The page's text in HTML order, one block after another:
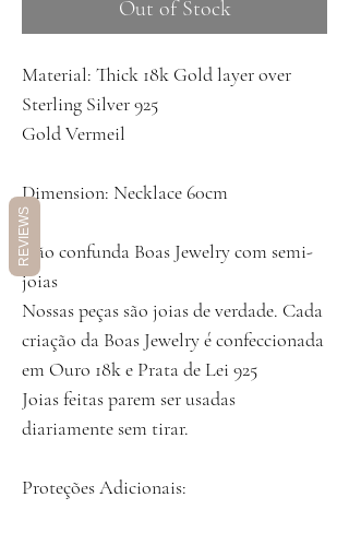
Out of Stock
Material: Thick 18k Gold layer over
Sterling Silver 925
Gold Vermeil
Dimension: Necklace 60cm
Não confunda Boas Jewelry com semi-
joias
Nossas peças são joias de verdade. Cada
criação da Boas Jewelry é confeccionada
em Ouro 18k e Prata de Lei 925
Joias feitas parem ser usadas
diariamente sem tirar.
Proteções Adicionais:
REVIEWS